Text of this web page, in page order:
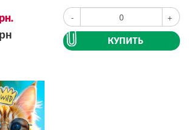
- +
КУПИТЬ